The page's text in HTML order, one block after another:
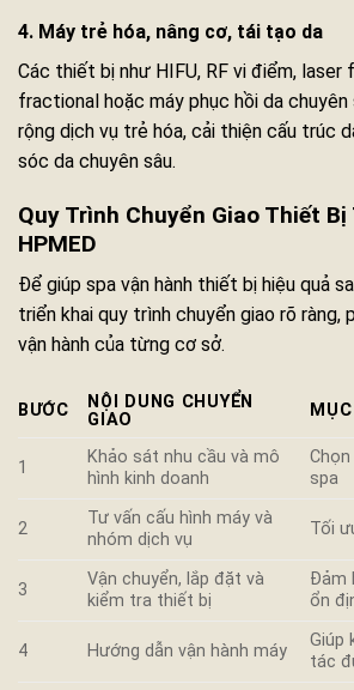
4. Máy trẻ hóa, nâng cơ, tái tạo da
Các thiết bị như HIFU, RF vi điểm, laser
fractional hoặc máy phục hồi da chuyên
rộng dịch vụ trẻ hóa, cải thiện cấu trúc
sóc da chuyên sâu.
Quy Trình Chuyển Giao Thiết Bị
HPMED
Để giúp spa vận hành thiết bị hiệu quả
triển khai quy trình chuyển giao rõ
vận hành của từng cơ sở.
BƯỚC
NỘI DUNG CHUYỂN
GIAO
1
Khảo sát nhu cầu và mô
hình kinh doanh
spa
2
Tư vấn cấu hình máy và
nhóm dịch vụ
Tối
3
Vận chuyển, lắp đặt và
kiểm tra thiết bị
Đảm
ổn
4 Hướng dẫn vận hành máy
Giúp
tác